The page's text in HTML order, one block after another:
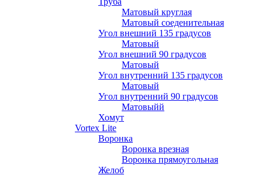
Матовый круглая
Матовый соеденительная
Угол внешний 135 градусов
Матовый
Угол внешний 90 градусов
Матовый
Угол внутренний 135 градусов
Матовый
Угол внутренний 90 градусов
Матовыйй
Хомут
Vortex Lite
Воронка
Воронка врезная
Воронка прямоугольная
Желоб